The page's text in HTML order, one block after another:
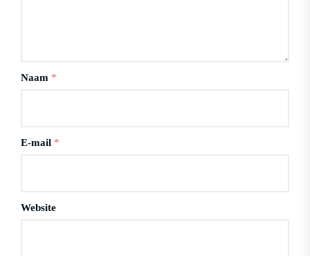
Naam *
E-mail *
Website